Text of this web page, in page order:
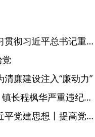
省委常委会会议强调 深入学习贯彻习近平总书记重要讲话精神 以高质量党建引领高质量发展 梁言顺主持并讲话
廉建设注入“廉动力”
绩溪县长安镇原党委副书记、镇长程枫华严重违纪违法被开除党籍和公职
学习进行时·深入学习贯彻习近平党建思想丨提高党的战斗力的法宝